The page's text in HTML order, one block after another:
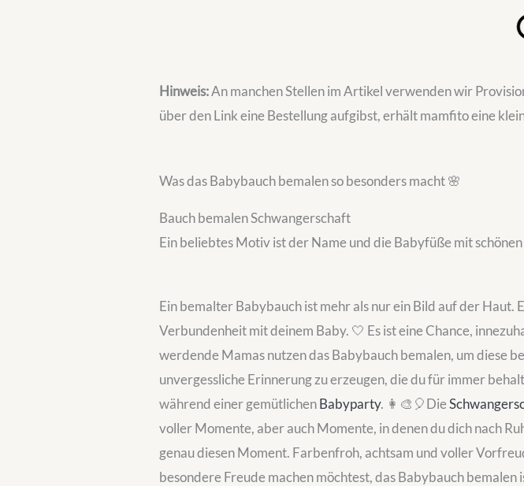
Hinweis:An manchen Stellen im Artikel verwenden wir
über den Link eine Bestellung aufgibst, erhält mamfito eine
Was das Babybauch bemalen so besonders macht 🌸
Bauch bemalen Schwangerschaft
Ein beliebtes Motiv ist der Name und die Babyfüße mit
Ein bemalter Babybauch ist mehr als nur ein Bild auf der Haut.
Verbundenheit mit deinem Baby. 🤍 Es ist eine Chance,
werdende Mamas nutzen das Babybauch bemalen, um diese
unvergessliche Erinnerung zu erzeugen, die du für immer
während einer gemütlichenBabyparty. 👩‍🎨🎈Die
voller Momente, aber auch Momente, in denen du dich nach
genau diesen Moment. Farbenfroh, achtsam und voller
besondere Freude machen möchtest, das Babybauch